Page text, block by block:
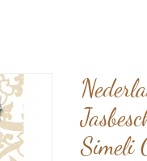
Simeli